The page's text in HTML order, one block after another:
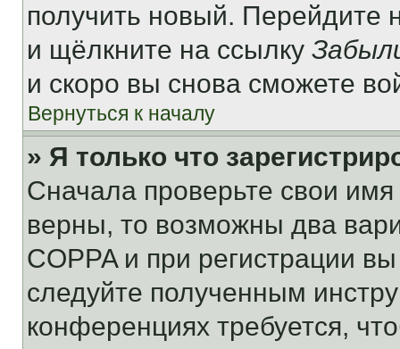
получить новый. Перейдите
и щёлкните на ссылку
и скоро вы снова сможете
Вернуться к началу
» Я только что
Сначала проверьте свои
верны, то возможны два
COPPA и при регистрации
следуйте полученным
конференциях требуется,